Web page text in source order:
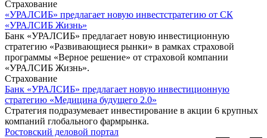
Страхование
«УРАЛСИБ» предлагает новую инвестстратегию от СК
«УРАЛСИБ Жизнь»
Банк «УРАЛСИБ» предлагает новую инвестиционную
стратегию «Развивающиеся рынки» в рамках страховой
программы «Верное решение» от страховой компании
«УРАЛСИБ Жизнь».
Страхование
Банк «УРАЛСИБ» предлагает новую инвестиционную
стратегию «Медицина будущего 2.0»
Стратегия подразумевает инвестирование в акции 6 крупных
компаний глобального фармрынка.
Ростовский деловой портал